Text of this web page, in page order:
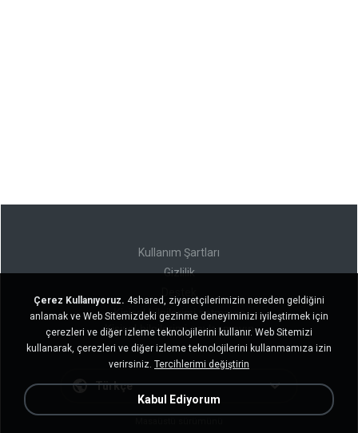
Kullanım Şartları
Gizlilik
Kişisel bilgilerimi satmayın
Kişisel bilgilerimi paylaşmayın
Türkçe
Çerez Kullanıyoruz. 4shared, ziyaretçilerimizin nereden geldiğini
anlamak ve Web Sitemizdeki gezinme deneyiminizi iyileştirmek için
çerezleri ve diğer izleme teknolojilerini kullanır. Web Sitemizi
kullanarak, çerezleri ve diğer izleme teknolojilerini kullanmamıza izin
verirsiniz. Tercihlerimi değiştirin
Kabul Ediyorum